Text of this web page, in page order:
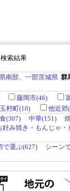
索結果
南部、一部茨城県 群
藤岡市(46)
玉村町(10) 他近郊
(307) 中華(151)
好み焼き・もんじゃ
で選ぶ(627) シーン